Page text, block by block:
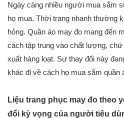
Ngày càng nhiều người mua sắm
họ mua. Thời trang nhanh thường
hỏng. Quần áo may đo mang đến
cách tập trung vào chất lượng,
xuất hàng loạt. Sự thay đổi này
khác đi về cách họ mua sắm quần
Liệu trang phục may đo theo
đổi kỳ vọng của người tiêu